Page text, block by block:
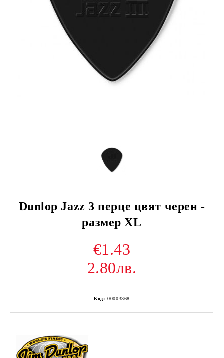
Dunlop Jazz 3 перце цвят черен -
размер XL
€1.43
2.80лв.
Код: 00003368